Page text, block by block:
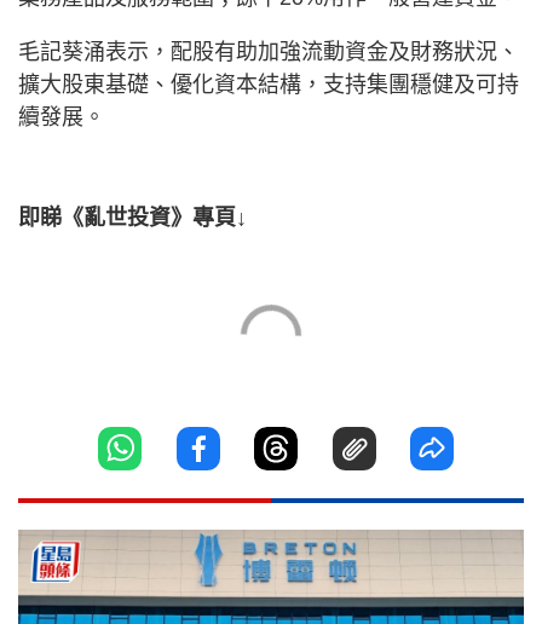
毛記葵涌表示，配股有助加強流動資金及財務狀況、
擴大股東基礎、優化資本結構，支持集團穩健及可持
續發展。
即睇《亂世投資》專頁↓